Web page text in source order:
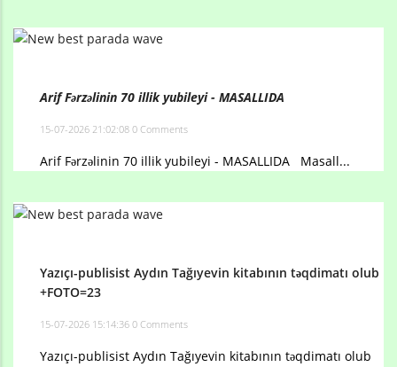
Arif Fərzəlinin 70 illik yubileyi - MASALLIDA
15-07-2026 21:02:08 0 Comments
Arif Fərzəlinin 70 illik yubileyi - MASALLIDA Masall...
Yazıçı-publisist Aydın Tağıyevin kitabının təqdimatı olub
+FOTO=23
15-07-2026 15:14:36 0 Comments
Yazıçı-publisist Aydın Tağıyevin kitabının təqdimatı olub